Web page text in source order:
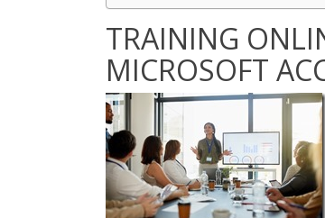
TRAINING
MICROSOFT